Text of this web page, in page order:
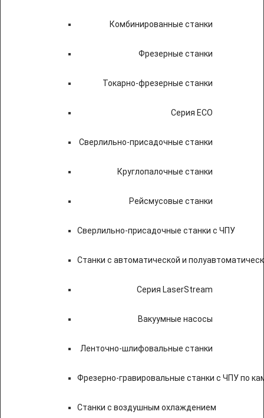
Комбинированные станки
Фрезерные станки
Токарно-фрезерные станки
Серия ECO
Сверлильно-присадочные станки
Круглопалочные станки
Рейсмусовые станки
Сверлильно-присадочные станки с ЧПУ
Станки с автоматической и
Серия LaserStream
Вакуумные насосы
Ленточно-шлифовальные станки
Фрезерно-гравировальные станки с ЧПУ по
Станки с воздушным охлаждением